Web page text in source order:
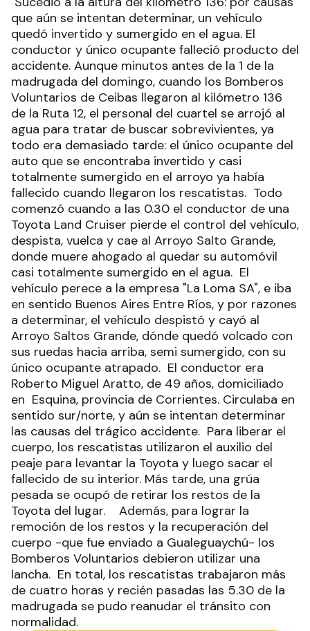
que aún se intentan determinar, un vehículo
quedó invertido y sumergido en el agua. El
conductor y único ocupante falleció producto del
accidente. Aunque minutos antes de la 1 de la
madrugada del domingo, cuando los Bomberos
Voluntarios de Ceibas llegaron al kilómetro 136
de la Ruta 12, el personal del cuartel se arrojó al
agua para tratar de buscar sobrevivientes, ya
todo era demasiado tarde: el único ocupante del
auto que se encontraba invertido y casi
totalmente sumergido en el arroyo ya había
fallecido cuando llegaron los rescatistas. Todo
comenzó cuando a las 0.30 el conductor de una
Toyota Land Cruiser pierde el control del vehículo,
despista, vuelca y cae al Arroyo Salto Grande,
donde muere ahogado al quedar su automóvil
casi totalmente sumergido en el agua. El
vehículo perece a la empresa "La Loma SA", e iba
en sentido Buenos Aires Entre Ríos, y por razones
a determinar, el vehículo despistó y cayó al
Arroyo Saltos Grande, dónde quedó volcado con
sus ruedas hacia arriba, semi sumergido, con su
único ocupante atrapado. El conductor era
Roberto Miguel Aratto, de 49 años, domiciliado
en Esquina, provincia de Corrientes. Circulaba en
sentido sur/norte, y aún se intentan determinar
las causas del trágico accidente. Para liberar el
cuerpo, los rescatistas utilizaron el auxilio del
peaje para levantar la Toyota y luego sacar el
fallecido de su interior. Más tarde, una grúa
pesada se ocupó de retirar los restos de la
Toyota del lugar.
Además, para lograr la
remoción de los restos y la recuperación del
cuerpo -que fue enviado a Gualeguaychú- los
Bomberos Voluntarios debieron utilizar una
lancha. En total, los rescatistas trabajaron más
de cuatro horas y recién pasadas las 5.30 de la
madrugada se pudo reanudar el tránsito con
normalidad.